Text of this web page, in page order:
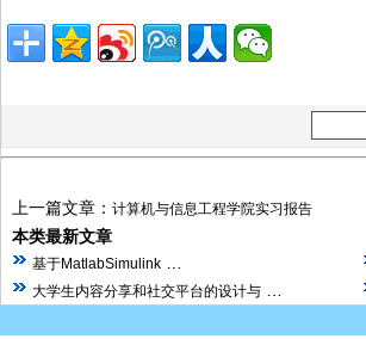
上一篇文章： 计算机与信息工程学院实习报告
本类最新文章
基于MatlabSimulink
大学生内容分享和社交平台的设计与